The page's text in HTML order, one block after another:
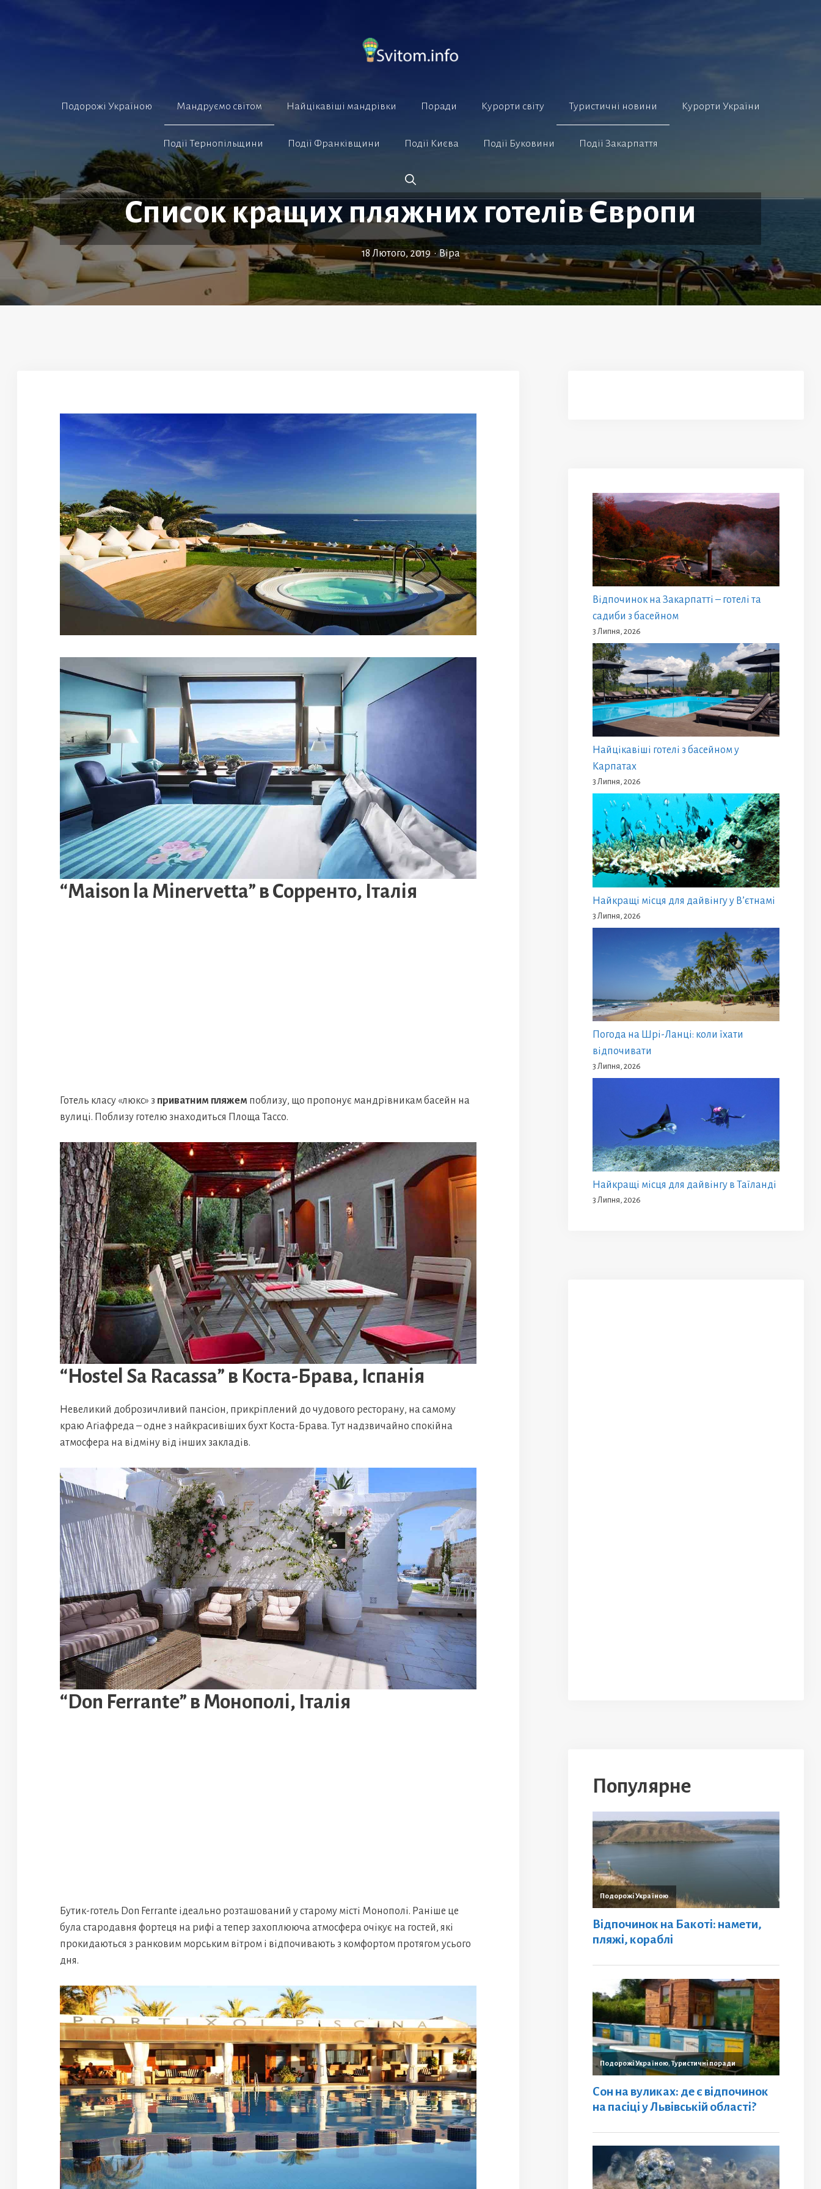
Подорожі Україною Мандруємо світом Найцікавіші мандрівки Поради Курорти світу Туристичні новини Курорти України
Події Тернопільщини Події Франківщини Події Києва Події Буковини Події Закарпаття
Список кращих пляжних готелів Європи
18 Лютого, 2019 • Віра
“Maison la Minervetta” в Сорренто, Італія
Готель класу «люкс» з приватним пляжем поблизу, що пропонує мандрівникам басейн на
вулиці. Поблизу готелю знаходиться Площа Тассо.
“Hostel Sa Racassa” в Коста-Брава, Іспанія
Невеликий доброзичливий пансіон, прикріплений до чудового ресторану, на самому
краю Агіафреда – одне з найкрасивіших бухт Коста-Брава. Тут надзвичайно спокійна
атмосфера на відміну від інших закладів.
“Don Ferrante” в Монополі, Італія
Бутик-готель Don Ferrante ідеально розташований у старому місті Монополі. Раніше це
була стародавня фортеця на рифі а тепер захоплююча атмосфера очікує на гостей, які
прокидаються з ранковим морським вітром і відпочивають з комфортом протягом усього
дня.
Відпочинок на Закарпатті – готелі та
садиби з басейном
3 Липня, 2026
Найцікавіші готелі з басейном у
Карпатах
3 Липня, 2026
Найкращі місця для дайвінгу у В’єтнамі
3 Липня, 2026
Погода на Шрі-Ланці: коли їхати
відпочивати
3 Липня, 2026
Найкращі місця для дайвінгу в Таїланді
3 Липня, 2026
Популярне